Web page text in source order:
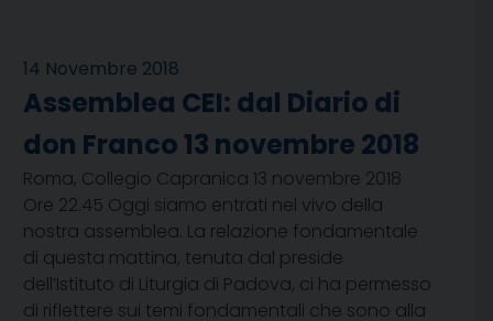
14 Novembre 2018
Assemblea CEI: dal Diario di
don Franco 13 novembre 2018
Roma, Collegio Capranica 13 novembre 2018
Ore 22.45 Oggi siamo entrati nel vivo della
nostra assemblea. La relazione fondamentale
di questa mattina, tenuta dal preside
dell’Istituto di Liturgia di Padova, ci ha permesso
di riflettere sui temi fondamentali che sono alla